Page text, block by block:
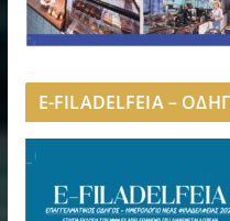
E-FILADELFEIA –